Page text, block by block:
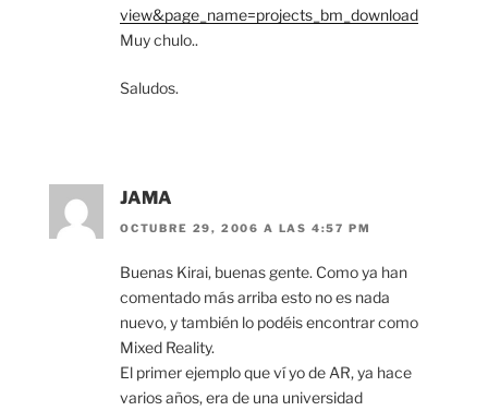
view&page_name=projects_bm_download
Muy chulo..
Saludos.
JAMA
OCTUBRE 29, 2006 A LAS 4:57 PM
Buenas Kirai, buenas gente. Como ya han
comentado más arriba esto no es nada
nuevo, y también lo podéis encontrar como
Mixed Reality.
El primer ejemplo que ví yo de AR, ya hace
varios años, era de una universidad